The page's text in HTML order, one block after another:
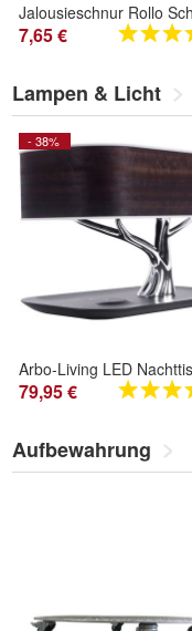
7,65 €
Lampen & Licht
- 38%
79,95 €
Aufbewahrung